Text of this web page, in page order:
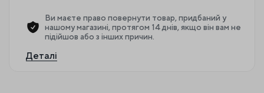
Ви маєте право повернути товар, придбаний у
нашому магазині, протягом 14 днів, якщо він вам не
підійшов або з інших причин.
Деталі